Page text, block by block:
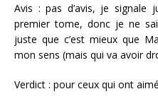
Avis : pas d’avis, je signale
premier tome, donc je ne
juste que c’est mieux que
mon sens (mais qui va avoir
Verdict : pour ceux qui ont